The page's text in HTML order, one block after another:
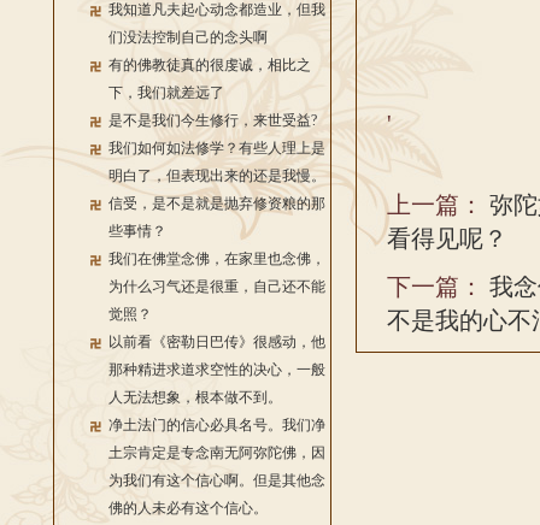
我知道凡夫起心动念都造业，但我
们没法控制自己的念头啊
有的佛教徒真的很虔诚，相比之
下，我们就差远了
是不是我们今生修行，来世受益?
我们如何如法修学？有些人理上是
明白了，但表现出来的还是我慢。
信受，是不是就是抛弃修资粮的那
些事情？
我们在佛堂念佛，在家里也念佛，
为什么习气还是很重，自己还不能
觉照？
以前看《密勒日巴传》很感动，他
那种精进求道求空性的决心，一般
人无法想象，根本做不到。
净土法门的信心必具名号。我们净
土宗肯定是专念南无阿弥陀佛，因
为我们有这个信心啊。但是其他念
佛的人未必有这个信心。
'
上一篇： 弥
看得见呢？
下一篇： 我
不是我的心不